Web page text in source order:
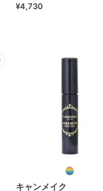
¥4,730
キャンメイク